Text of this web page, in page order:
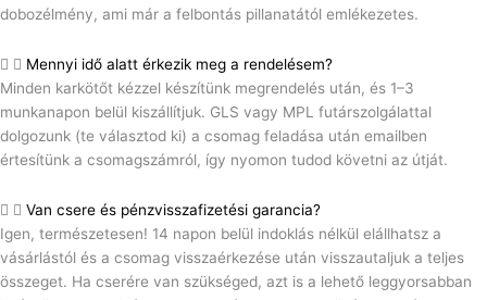
dobozélmény, ami már a felbontás pillanatától emlékezetes.
Mennyi idő alatt érkezik meg a rendelésem?
Minden karkötőt kézzel készítünk megrendelés után, és 1–3
munkanapon belül kiszállítjuk. GLS vagy MPL futárszolgálattal
dolgozunk (te választod ki) a csomag feladása után emailben
értesítünk a csomagszámról, így nyomon tudod követni az útját.
Van csere és pénzvisszafizetési garancia?
Igen, természetesen! 14 napon belül indoklás nélkül elállhatsz a
vásárlástól és a csomag visszaérkezése után visszautaljuk a teljes
összeget. Ha cserére van szükséged, azt is a lehető leggyorsabban